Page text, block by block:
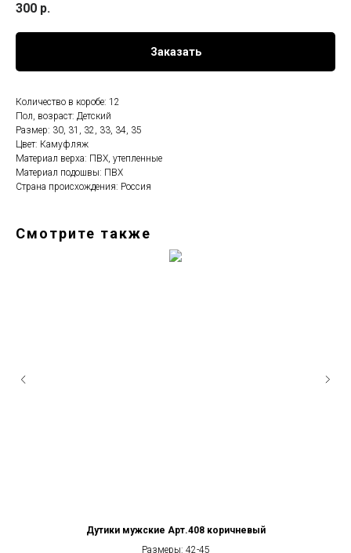
300 р.
Заказать
Количество в коробе: 12
Пол, возраст: Детский
Размер: 30, 31, 32, 33, 34, 35
Цвет: Камуфляж
Материал верха: ПВХ, утепленные
Материал подошвы: ПВХ
Страна происхождения: Россия
Смотрите также
Дутики мужские Арт.408 коричневый
Размеры: 42-45